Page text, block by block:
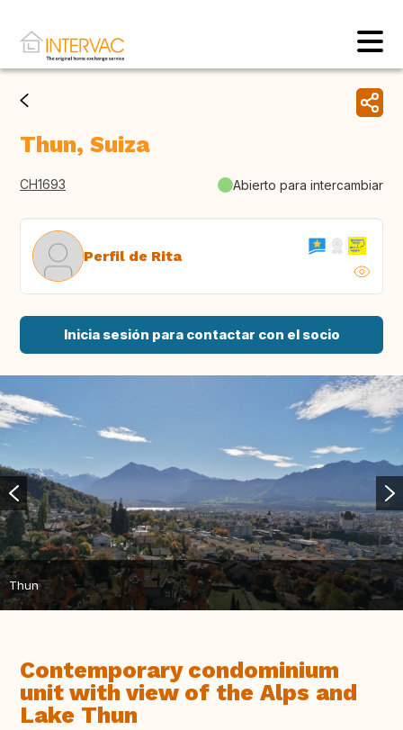
Thun, Suiza
CH1693 Abierto para intercambiar
Perfil de Rita
Inicia sesión para contactar con el socio
Thun
Contemporary condominium
unit with view of the Alps and
Lake Thun